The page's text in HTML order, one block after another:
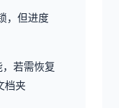
，但进度
若需恢复
档夹